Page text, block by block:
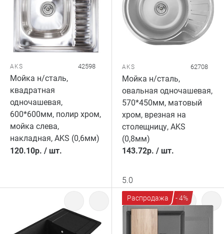
AKS 42598
Мойка н/сталь,
квадратная
одночашевая,
600*600мм, полир хром,
мойка слева,
накладная, AKS (0,6мм)
120.10р. / шт.
AKS 62708
Мойка н/сталь,
овальная одночашевая,
570*450мм, матовый
хром, врезная на
столещницу, AKS
(0,8мм)
143.72р. / шт.
5.0
Распродажа - 4%